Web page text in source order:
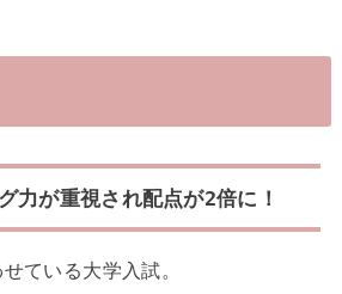
力が重視され配点が2倍に！
ている大学入試。